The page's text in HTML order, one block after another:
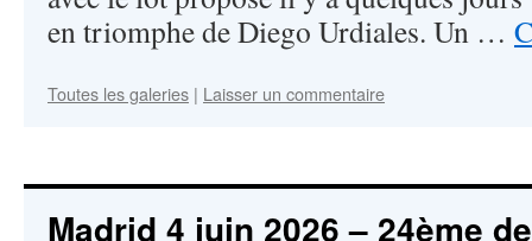
en triomphe de Diego Urdiales. Un …
Toutes les galeries | Laisser un commentaire
Madrid 4 juin 2026 – 24ème